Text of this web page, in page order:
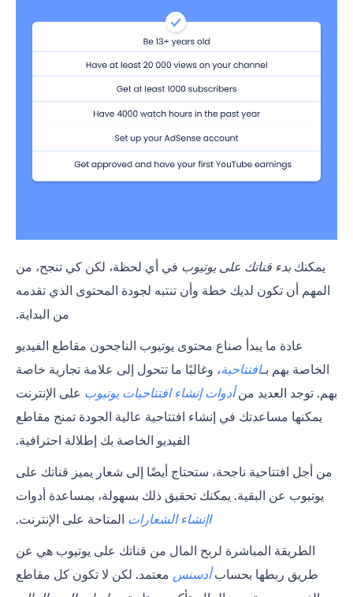
يمكنك بدء قناتك على يوتيوب في أي لحظة، لكن كي تنجح، من
المهم أن تكون لديك خطة وأن تنتبه لجودة المحتوى الذي تقدمه
من البداية.
عادة ما يبدأ صناع محتوى يوتيوب الناجحون مقاطع الفيديو
الخاصة بهم بـافتتاحية، وغالبًا ما تتحول إلى علامة تجارية خاصة
بهم. توجد العديد منأدوات إنشاء افتتاحيات يوتيوب على الإنترنت
يمكنها مساعدتك في إنشاء افتتاحية عالية الجودة تمنح مقاطع
الفيديو الخاصة بك إطلالة احترافية.
من أجل افتتاحية ناجحة، ستحتاج أيضًا إلى شعار يميز قناتك على
يوتيوب عن البقية. يمكنك تحقيق ذلك بسهولة، بمساعدة أدوات
lإنشاء الشعارات
المتاحة على الإنترنت.
الطريقة المباشرة لربح المال من قناتك على يوتيوب هي عن
طريق ربطها بحسابأدسنس معتمد. لكن لا تكون كل مقاطع